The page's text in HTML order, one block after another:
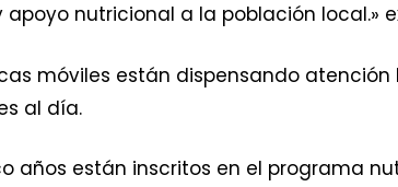
nutricional a la población local.»
móviles están dispensando
al día.
años están inscritos en el programa